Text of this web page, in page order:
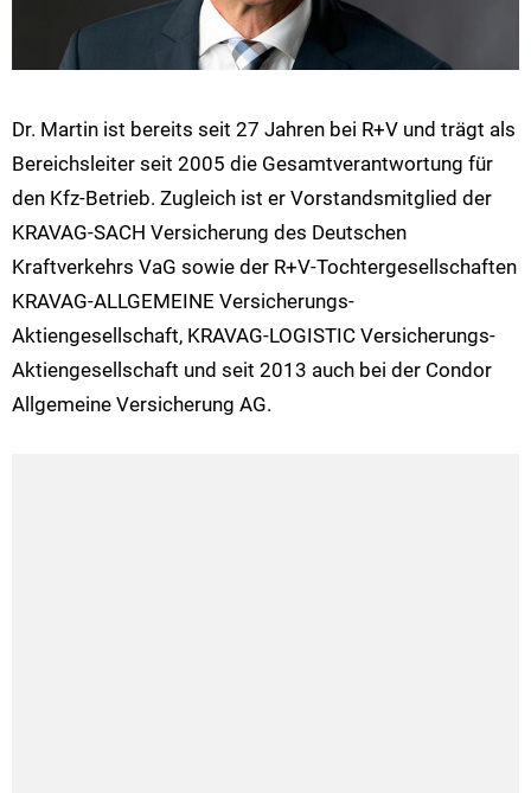
Dr. Martin ist bereits seit 27 Jahren bei R+V und trägt als
Bereichsleiter seit 2005 die Gesamtverantwortung für
den Kfz-Betrieb. Zugleich ist er Vorstandsmitglied der
KRAVAG-SACH Versicherung des Deutschen
Kraftverkehrs VaG sowie der R+V-Tochtergesellschaften
KRAVAG-ALLGEMEINE Versicherungs-
Aktiengesellschaft, KRAVAG-LOGISTIC Versicherungs-
Aktiengesellschaft und seit 2013 auch bei der Condor
Allgemeine Versicherung AG.